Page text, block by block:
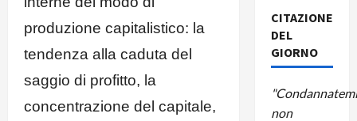
produzione capitalistico: la
tendenza alla caduta del
saggio di profitto, la
concentrazione del capitale,
CITAZIONE
DEL
GIORNO
non